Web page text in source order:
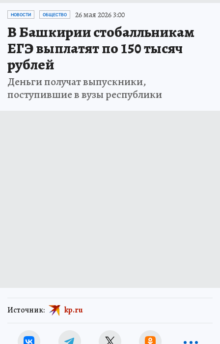
НОВОСТИ ОБЩЕСТВО 26 мая 2026 3:00
В Башкирии стобалльникам
ЕГЭ выплатят по 150 тысяч
рублей
Деньги получат выпускники,
поступившие в вузы республики
Источник: kp.ru